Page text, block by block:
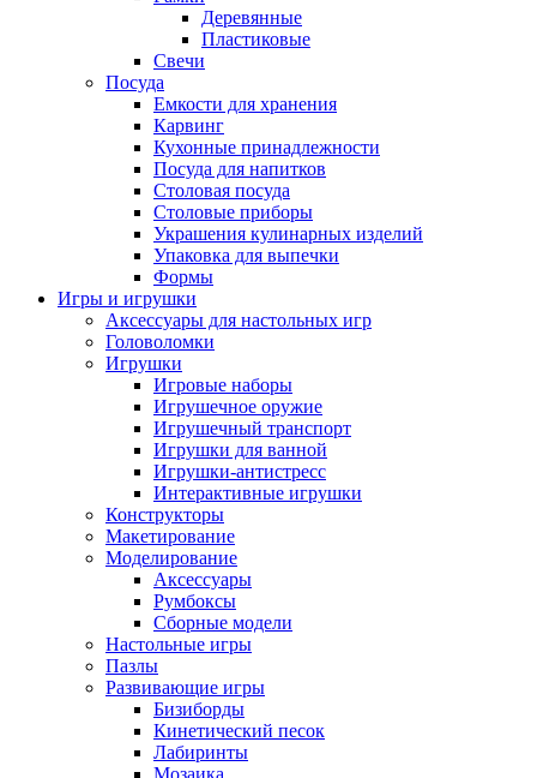
Деревянные
Пластиковые
Свечи
Посуда
Емкости для хранения
Карвинг
Кухонные принадлежности
Посуда для напитков
Столовая посуда
Столовые приборы
Украшения кулинарных изделий
Упаковка для выпечки
Формы
Игры и игрушки
Аксессуары для настольных игр
Головоломки
Игрушки
Игровые наборы
Игрушечное оружие
Игрушечный транспорт
Игрушки для ванной
Игрушки-антистресс
Интерактивные игрушки
Конструкторы
Макетирование
Моделирование
Аксессуары
Румбоксы
Сборные модели
Настольные игры
Пазлы
Развивающие игры
Бизиборды
Кинетический песок
Лабиринты
Мозаика